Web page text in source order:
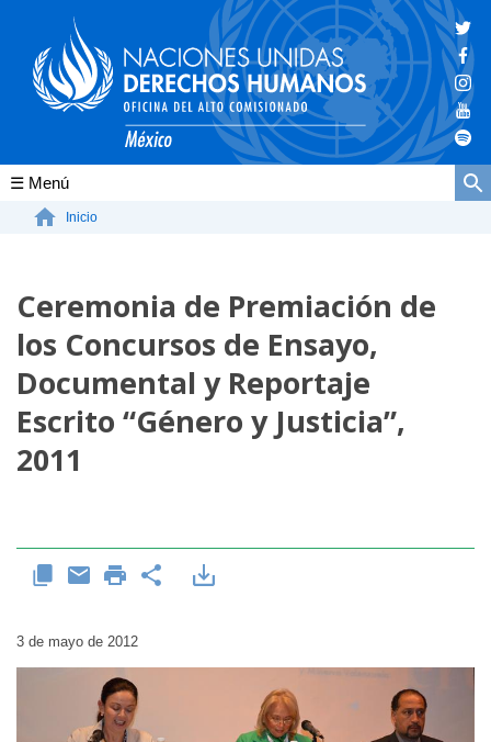
Conócenos
La ONU-DH en México
Vacantes ONU-DH México
ONU-DH en el tiempo
Inicio
Ceremonia de Premiación de
los Concursos de Ensayo,
Documental y Reportaje
Escrito “Género y Justicia”,
2011
3 de mayo de 2012